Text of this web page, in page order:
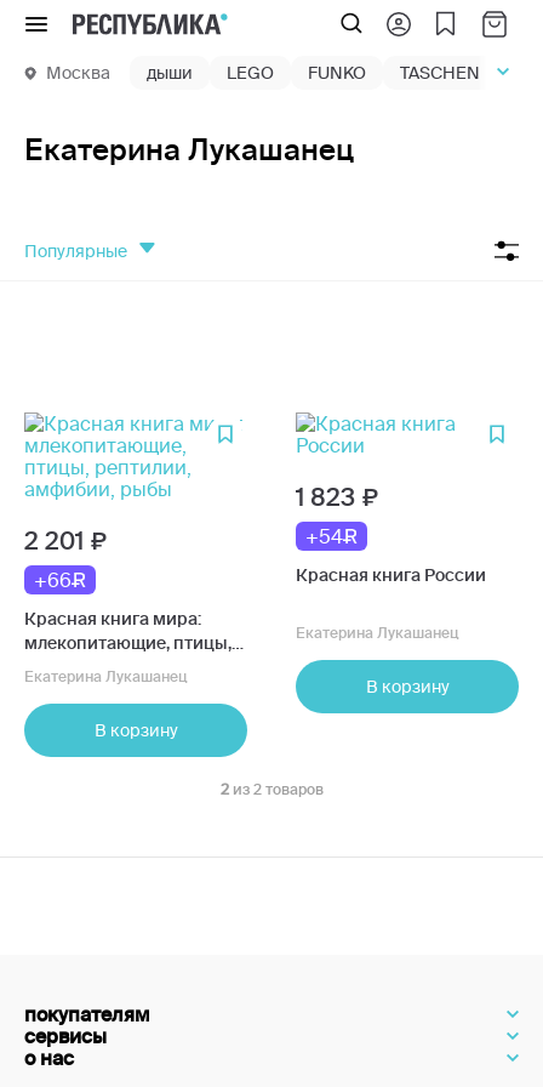
Меню
Москва дыши LEGO FUNKO TASCHEN
Екатерина Лукашанец
популярные
2 201
+66
Красная книга мира:
млекопитающие, птицы,
рептилии, амфибии, рыбы
Екатерина Лукашанец
В корзину
1 823
+54
Красная книга России
Екатерина Лукашанец
В корзину
2 из 2 товаров
покупателям
сервисы
о нас